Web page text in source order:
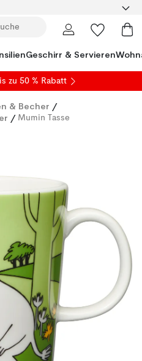
Geschirr & Servieren
zu 50 % Rabatt
& Becher /
/ Mumin Tasse